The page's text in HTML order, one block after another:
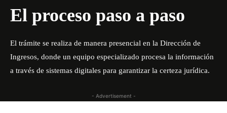
El proceso paso a paso
El trámite se realiza de manera presencial en la Dirección de
Ingresos, donde un equipo especializado procesa la información
a través de sistemas digitales para garantizar la certeza jurídica.
- Advertisement -